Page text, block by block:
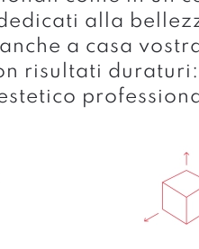
alla
a casa
risultati